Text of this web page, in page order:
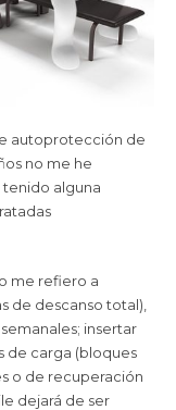
autoprotección de
no me he
alguna
me refiero a
de descanso total),
insertar
de carga (bloques
o de recuperación
dejará de ser